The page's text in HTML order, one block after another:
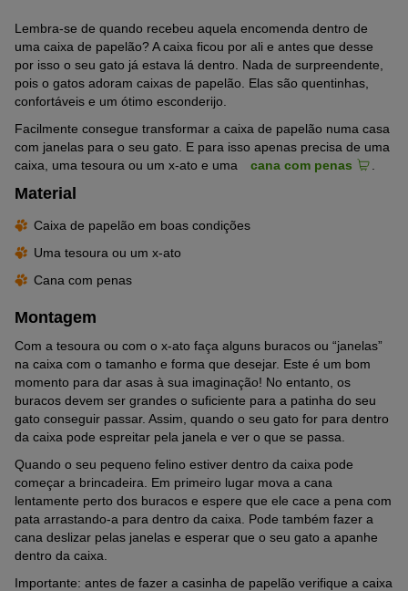
Lembra-se de quando recebeu aquela encomenda dentro de
uma caixa de papelão? A caixa ficou por ali e antes que desse
por isso o seu gato já estava lá dentro. Nada de surpreendente,
pois o gatos adoram caixas de papelão. Elas são quentinhas,
confortáveis e um ótimo esconderijo.
Facilmente consegue transformar a caixa de papelão numa casa
com janelas para o seu gato. E para isso apenas precisa de uma
caixa, uma tesoura ou um x-ato e uma cana com penas
Material
Caixa de papelão em boas condições
Uma tesoura ou um x-ato
Cana com penas
Montagem
Com a tesoura ou com o x-ato faça alguns buracos ou “janelas”
na caixa com o tamanho e forma que desejar. Este é um bom
momento para dar asas à sua imaginação! No entanto, os
buracos devem ser grandes o suficiente para a patinha do seu
gato conseguir passar. Assim, quando o seu gato for para dentro
da caixa pode espreitar pela janela e ver o que se passa.
Quando o seu pequeno felino estiver dentro da caixa pode
começar a brincadeira. Em primeiro lugar mova a cana
lentamente perto dos buracos e espere que ele cace a pena com
pata arrastando-a para dentro da caixa. Pode também fazer a
cana deslizar pelas janelas e esperar que o seu gato a apanhe
dentro da caixa.
Importante: antes de fazer a casinha de papelão verifique a caixa